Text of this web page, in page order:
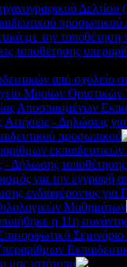
με την
τοποθέτησης
από
Μορίων Οριστικών
Αποσπασμένων
- Δηλώσεις
προσωπικού
Δήλωσης τοποθέτησης
για την εγγραφή
ενδιαφέροντος για
Μαθημάτων
η 11η
μας ιστότοπο